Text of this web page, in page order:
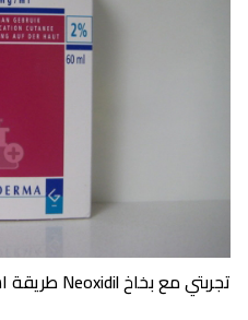
تجربتي مع بخاخ Neoxidil طريقة استعمال